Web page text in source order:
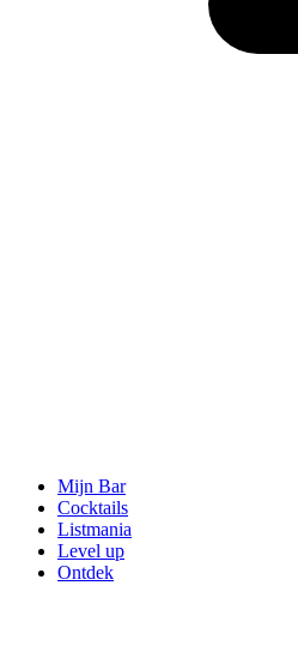
Mijn Bar
Cocktails
Listmania
Level up
Ontdek